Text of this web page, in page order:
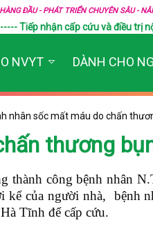
ĐẦU - PHÁT TRIỂN CHUYÊN SÂU -
Tiếp nhận cấp cứu và điều trị
NVYT DÀNH CHO
nhân sốc mất máu do chấn
thương
thành công bệnh nhân
kể của người nhà, bệnh
Tĩnh để cấp cứu.